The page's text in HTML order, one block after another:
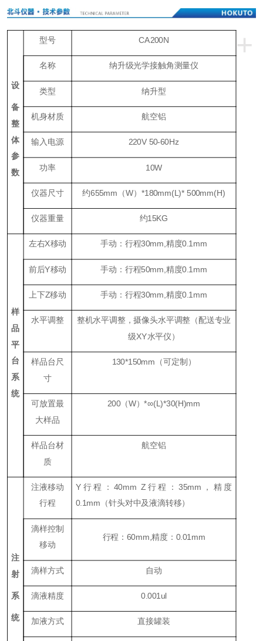
+
设
备
整
体
参
数
型号 CA200N
名称 纳升级光学接触角测量仪
类型 纳升型
机身材质 航空铝
输入电源 220V 50-60Hz
功率 10W
仪器尺寸 约655mm（W）*180mm(L)* 500mm(H)
仪器重量 约15KG
样
品
平
台
系
统
左右X移动 手动：行程30mm,精度0.1mm
前后Y移动 手动：行程50mm,精度0.1mm
上下Z移动 手动：行程30mm,精度0.1mm
水平调整 整机水平调整，摄像头水平调整（配送专业
级XY水平仪）
样品台尺
寸
130*150mm（可定制）
可放置最
大样品
200（W）*∞(L)*30(H)mm
样品台材
质
航空铝
注
射
系
统
注液移动
行程
Y行程：40mm Z行程：35mm，精度
0.1mm（针头对中及液滴转移）
滴样控制
移动
行程：60mm,精度：0.01mm
滴样方式 自动
滴液精度 0.001ul
加液方式 直接罐装